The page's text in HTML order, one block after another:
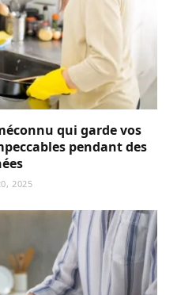
qui garde vos
pendant des
2025